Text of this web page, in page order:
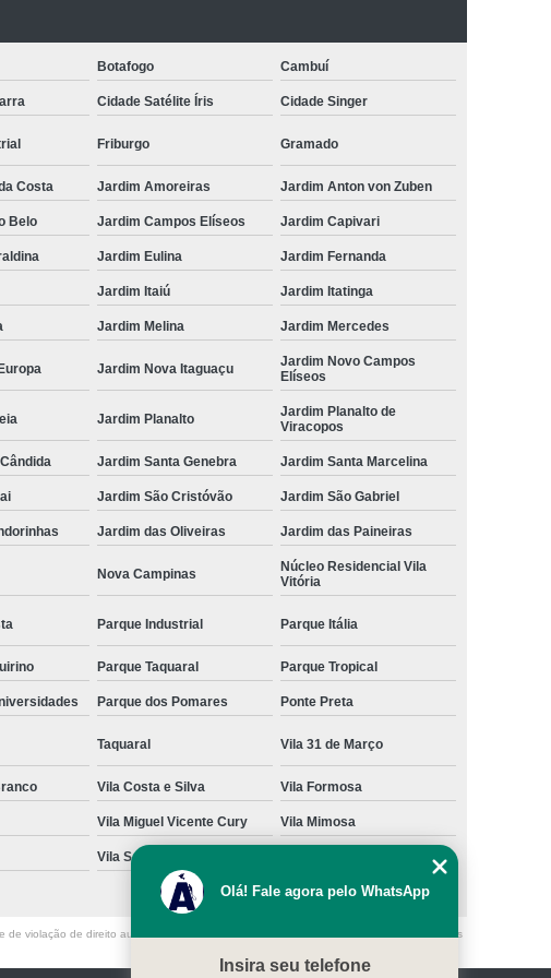
Botafogo Cambuí
Cidade Satélite Íris Cidade Singer
Friburgo Gramado
Costa Jardim Amoreiras Jardim Anton von Zuben
Belo Jardim Campos Elíseos Jardim Capivari
Jardim Eulina Jardim Fernanda
Jardim Itaiú Jardim Itatinga
Jardim Melina Jardim Mercedes
Jardim Nova Itaguaçu
Jardim Novo Campos
Elíseos
Jardim Planalto
Jardim Planalto de
Viracopos
Jardim Santa Genebra Jardim Santa Marcelina
Jardim São Cristóvão Jardim São Gabriel
Jardim das Oliveiras Jardim das Paineiras
Nova Campinas
Núcleo Residencial Vila
Vitória
Parque Industrial Parque Itália
Parque Taquaral Parque Tropical
Parque dos Pomares Ponte Preta
Taquaral Vila 31 de Março
Vila Costa e Silva Vila Formosa
Vila Miguel Vicente Cury Vila Mimosa
Vila San Martin
violação de direito autoral – artigo 184 do Código Penal –
Lei 9610/98 - Lei de direitos
Olá! Fale agora pelo WhatsApp
Insira seu telefone